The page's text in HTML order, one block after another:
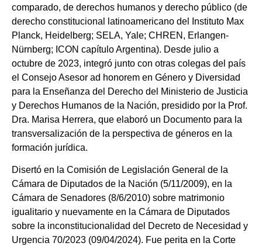
comparado, de derechos humanos y derecho público (de
derecho constitucional latinoamericano del Instituto Max
Planck, Heidelberg; SELA, Yale; CHREN, Erlangen-
Nürnberg; ICON capítulo Argentina). Desde julio a
octubre de 2023, integró junto con otras colegas del país
el Consejo Asesor ad honorem en Género y Diversidad
para la Enseñanza del Derecho del Ministerio de Justicia
y Derechos Humanos de la Nación, presidido por la Prof.
Dra. Marisa Herrera, que elaboró un Documento para la
transversalización de la perspectiva de géneros en la
formación jurídica.
Disertó en la Comisión de Legislación General de la
Cámara de Diputados de la Nación (5/11/2009), en la
Cámara de Senadores (8/6/2010) sobre matrimonio
igualitario y nuevamente en la Cámara de Diputados
sobre la inconstitucionalidad del Decreto de Necesidad y
Urgencia 70/2023 (09/04/2024). Fue perita en la Corte